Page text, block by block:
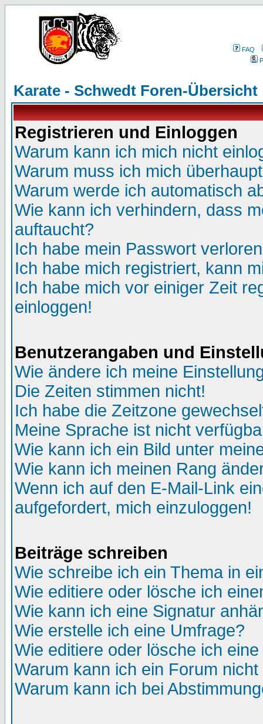
FAQ
Karate - Schwedt Foren-Übersicht
Registrieren und Einloggen
Warum kann ich mich nicht
Warum muss ich mich
Warum werde ich automatisch
Wie kann ich verhindern, dass
auftaucht?
Ich habe mein Passwort
Ich habe mich registriert, kann
Ich habe mich vor einiger Zeit
einloggen!
Benutzerangaben und
Wie ändere ich meine
Die Zeiten stimmen nicht!
Ich habe die Zeitzone
Meine Sprache ist nicht
Wie kann ich ein Bild unter
Wie kann ich meinen Rang
Wenn ich auf den E-Mail-Link
aufgefordert, mich einzuloggen!
Beiträge schreiben
Wie schreibe ich ein Thema in
Wie editiere oder lösche ich
Wie kann ich eine Signatur
Wie erstelle ich eine Umfrage?
Wie editiere oder lösche ich
Warum kann ich ein Forum
Warum kann ich bei